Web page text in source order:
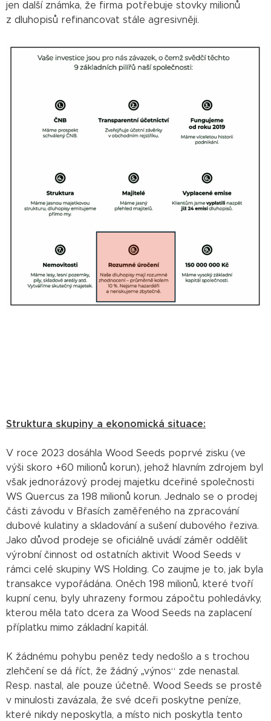
jen další známka, že firma potřebuje stovky milionů
z dluhopisů refinancovat stále agresivněji.
Struktura skupiny a ekonomická situace:
V roce 2023 dosáhla Wood Seeds poprvé zisku (ve
výši skoro +60 milionů korun), jehož hlavním zdrojem byl
však jednorázový prodej majetku dceřiné společnosti
WS Quercus za 198 milionů korun. Jednalo se o prodej
části závodu v Břasích zaměřeného na zpracování
dubové kulatiny a skladování a sušení dubového řeziva.
Jako důvod prodeje se oficiálně uvádí záměr oddělit
výrobní činnost od ostatních aktivit Wood Seeds v
rámci celé skupiny WS Holding. Co zaujme je to, jak byla
transakce vypořádána. Oněch 198 milionů, které tvoří
kupní cenu, byly uhrazeny formou zápočtu pohledávky,
kterou měla tato dcera za Wood Seeds na zaplacení
příplatku mimo základní kapitál.
K žádnému pohybu peněz tedy nedošlo a s trochou
zlehčení se dá říct, že žádný „výnos“ zde nenastal.
Resp. nastal, ale pouze účetně. Wood Seeds se prostě
v minulosti zavázala, že své dceři poskytne peníze,
které nikdy neposkytla, a místo nich poskytla tento